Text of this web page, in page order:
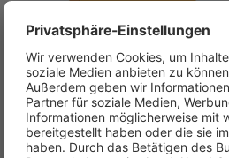
VVG - Großkommentar zum
Versicherungsvertragsgesetz
Band 5